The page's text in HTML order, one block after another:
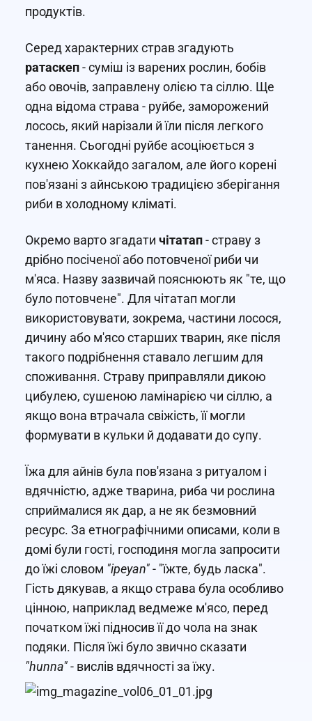
продуктів.
Серед характерних страв згадують
ратаскеп- суміш із варених рослин, бобів
або овочів, заправлену олією та сіллю. Ще
одна відома страва - руйбе, заморожений
лосось, який нарізали й їли після легкого
танення. Сьогодні руйбе асоціюється з
кухнею Хоккайдо загалом, але його корені
пов'язані з айнською традицією зберігання
риби в холодному кліматі.
Окремо варто згадати чітатап- страву з
дрібно посіченої або потовченої риби чи
м'яса. Назву зазвичай пояснюють як "те, що
було потовчене". Для чітатап могли
використовувати, зокрема, частини лосося,
дичину або м'ясо старших тварин, яке після
такого подрібнення ставало легшим для
споживання. Страву приправляли дикою
цибулею, сушеною ламінарією чи сіллю, а
якщо вона втрачала свіжість, її могли
формувати в кульки й додавати до супу.
Їжа для айнів була пов'язана з ритуалом і
вдячністю, адже тварина, риба чи рослина
сприймалися як дар, а не як безмовний
ресурс. За етнографічними описами, коли в
домі були гості, господиня могла запросити
до їжі словом "ipeyan"- "їжте, будь ласка".
Гість дякував, а якщо страва була особливо
цінною, наприклад ведмеже м'ясо, перед
початком їжі підносив її до чола на знак
подяки. Після їжі було звично сказати
"hunna"- вислів вдячності за їжу.